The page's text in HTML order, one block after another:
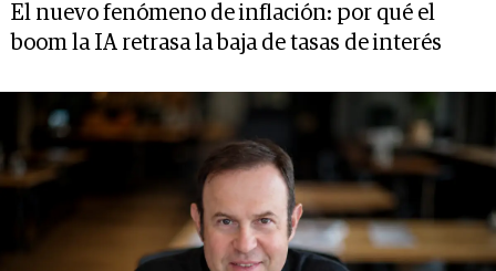
El nuevo fenómeno de inflación: por qué el
boom la IA retrasa la baja de tasas de interés